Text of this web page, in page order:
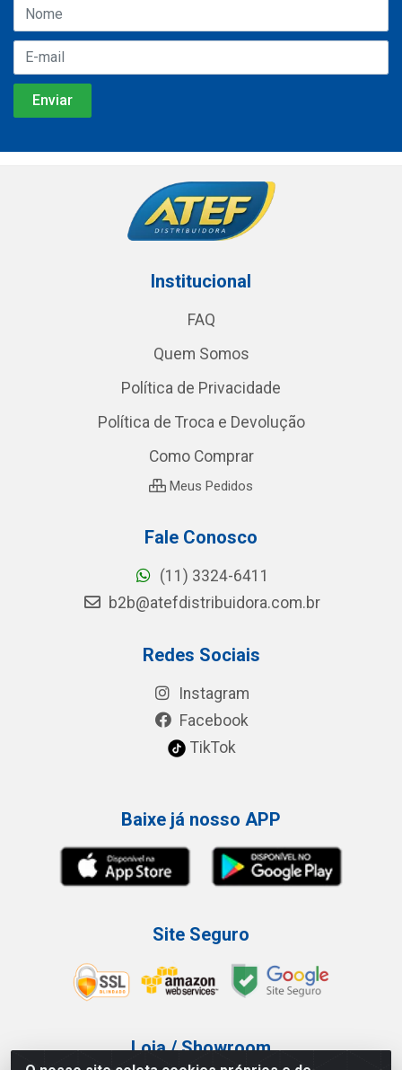
Institucional
FAQ
Quem Somos
Política de Privacidade
Política de Troca e Devolução
Como Comprar
Meus Pedidos
Fale Conosco
(11) 3324-6411
b2b@atefdistribuidora.com.br
Redes Sociais
Instagram
Facebook
TikTok
Baixe já nosso APP
Site Seguro
Loja / Showroom